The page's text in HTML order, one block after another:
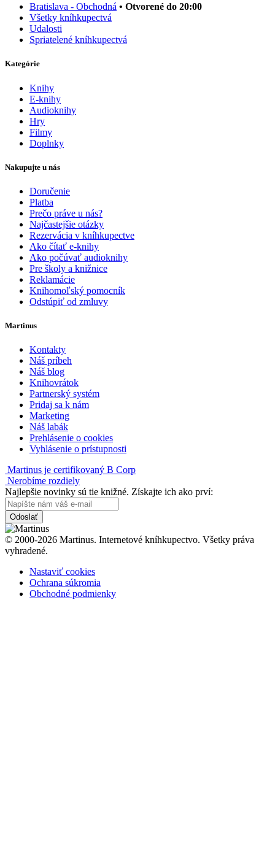
Bratislava - Obchodná • Otvorené do 20:00
Všetky kníhkupectvá
Udalosti
Spriatelené kníhkupectvá
Kategórie
Knihy
E-knihy
Audioknihy
Hry
Filmy
Doplnky
Nakupujte u nás
Doručenie
Platba
Prečo práve u nás?
Najčastejšie otázky
Rezervácia v kníhkupectve
Ako čítať e-knihy
Ako počúvať audioknihy
Pre školy a knižnice
Reklamácie
Knihomoľský pomocník
Odstúpiť od zmluvy
Martinus
Kontakty
Náš príbeh
Náš blog
Knihovrátok
Partnerský systém
Pridaj sa k nám
Marketing
Náš labák
Prehlásenie o cookies
Vyhlásenie o prístupnosti
Martinus je certifikovaný B Corp
Nerobíme rozdiely
Najlepšie novinky sú tie knižné. Získajte ich ako prví:
Odoslať
© 2000-2026 Martinus. Internetové kníhkupectvo. Všetky práva
vyhradené.
Nastaviť cookies
Ochrana súkromia
Obchodné podmienky